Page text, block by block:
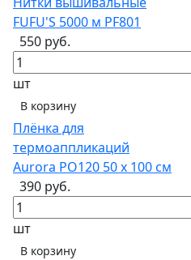
FUFU'S 5000 м PF801
550 руб.
шт
В корзину
Плёнка для
термоаппликаций
Aurora PO120 50 х 100 см
390 руб.
шт
В корзину